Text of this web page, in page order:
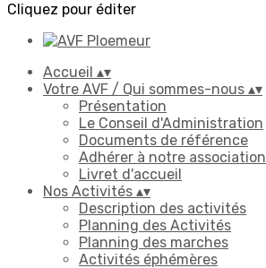
Cliquez pour éditer
Accueil ▴▾
Votre AVF / Qui sommes-nous ▴▾
Présentation
Le Conseil d'Administration
Documents de référence
Adhérer à notre association
Livret d'accueil
Nos Activités ▴▾
Description des activités
Planning des Activités
Planning des marches
Activités éphémères